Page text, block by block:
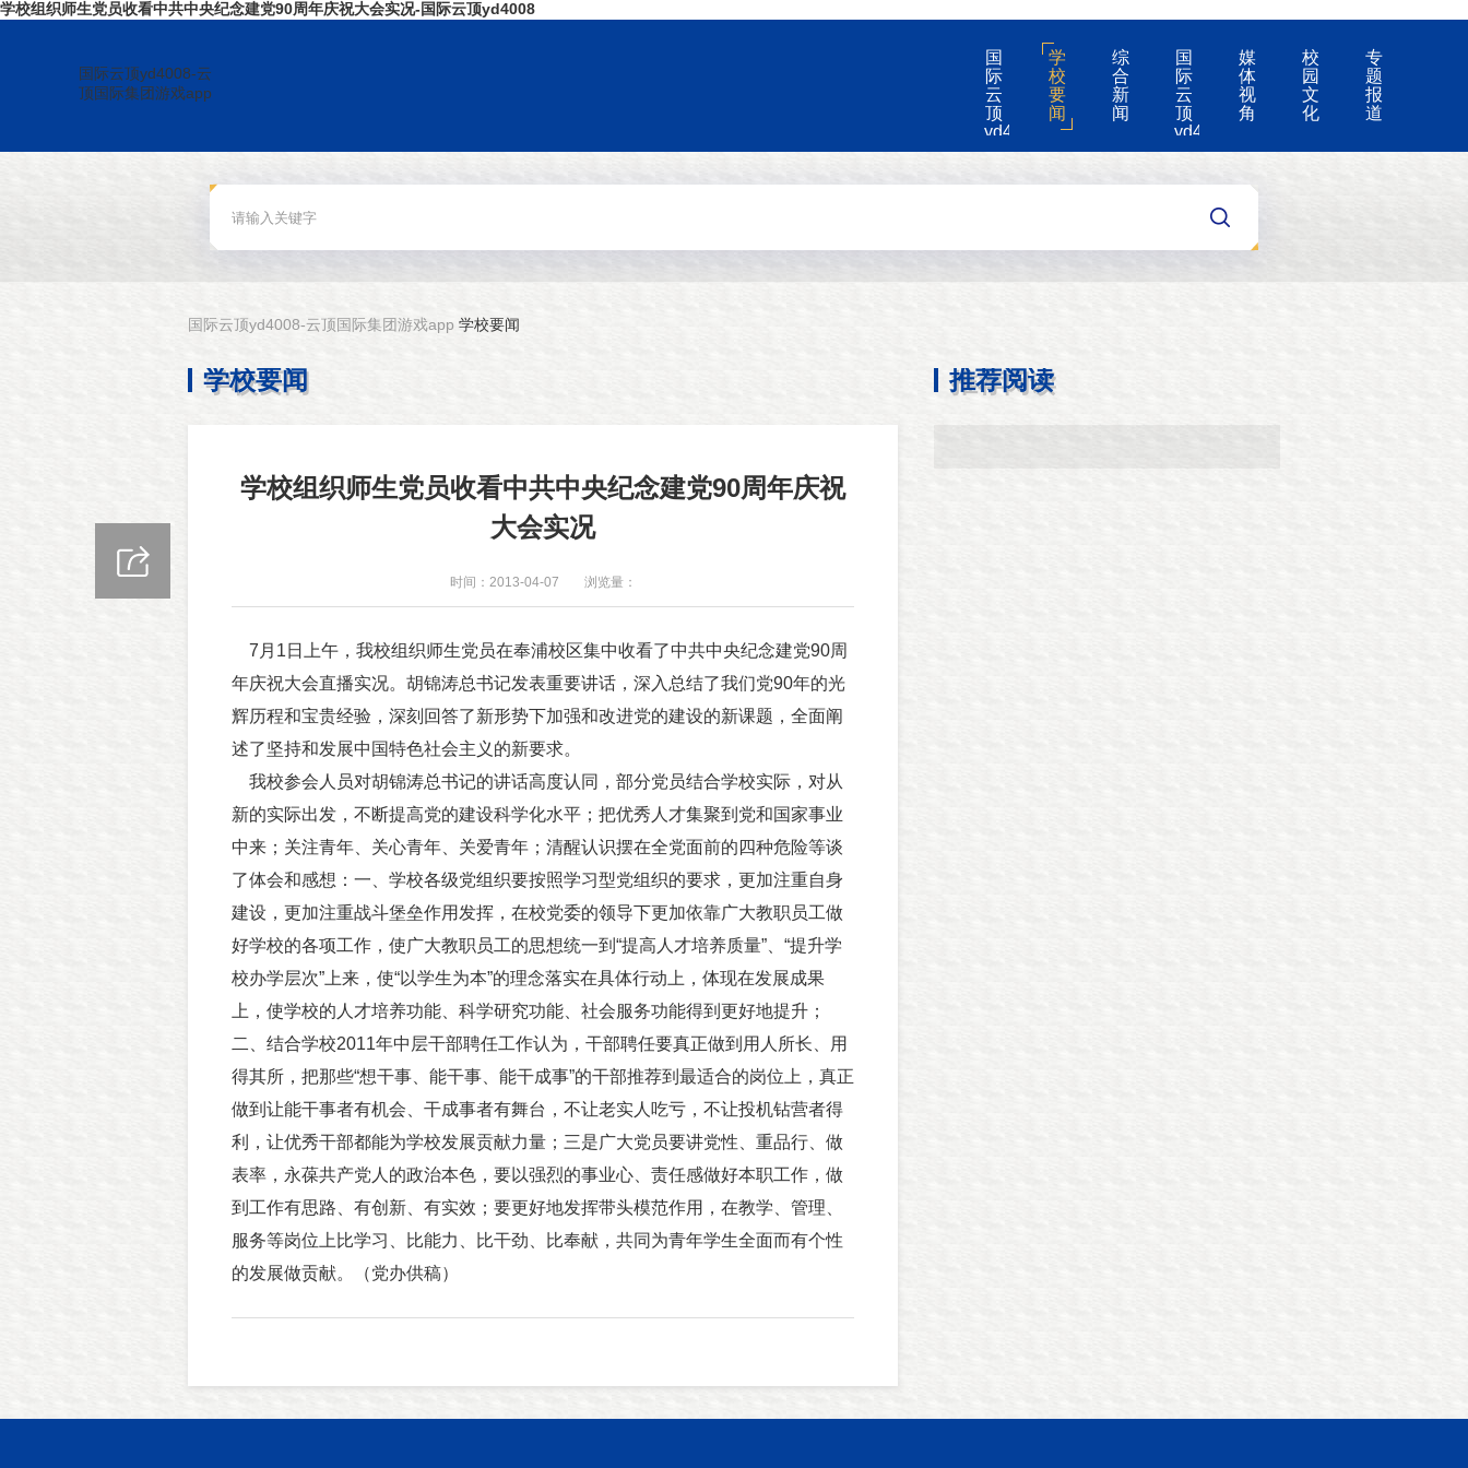
学校组织师生党员收看中共中央纪念建党90周年庆祝大会实况-国际云顶yd4008
国际云顶yd4008-云
顶国际集团游戏app
国
际
云
顶
yd4008-
云
国
戏
学
校
要
闻
综
合
新
闻
国
际
云
顶
yd4008
的
告
媒
体
视
角
校
园
文
化
专
题
报
道
国际云顶yd4008-云顶国际集团游戏app 学校要闻
学校要闻
学校组织师生党员收看中共中央纪念建党90周年庆祝
大会实况
时间：2013-04-07 浏览量：
7月1日上午，我校组织师生党员在奉浦校区集中收看了中共中央纪念建党90周
年庆祝大会直播实况。胡锦涛总书记发表重要讲话，深入总结了我们党90年的光
辉历程和宝贵经验，深刻回答了新形势下加强和改进党的建设的新课题，全面阐
述了坚持和发展中国特色社会主义的新要求。
我校参会人员对胡锦涛总书记的讲话高度认同，部分党员结合学校实际，对从
新的实际出发，不断提高党的建设科学化水平；把优秀人才集聚到党和国家事业
中来；关注青年、关心青年、关爱青年；清醒认识摆在全党面前的四种危险等谈
了体会和感想：一、学校各级党组织要按照学习型党组织的要求，更加注重自身
建设，更加注重战斗堡垒作用发挥，在校党委的领导下更加依靠广大教职员工做
好学校的各项工作，使广大教职员工的思想统一到“提高人才培养质量”、“提升学
校办学层次”上来，使“以学生为本”的理念落实在具体行动上，体现在发展成果
上，使学校的人才培养功能、科学研究功能、社会服务功能得到更好地提升；
二、结合学校2011年中层干部聘任工作认为，干部聘任要真正做到用人所长、用
得其所，把那些“想干事、能干事、能干成事”的干部推荐到最适合的岗位上，真正
做到让能干事者有机会、干成事者有舞台，不让老实人吃亏，不让投机钻营者得
利，让优秀干部都能为学校发展贡献力量；三是广大党员要讲党性、重品行、做
表率，永葆共产党人的政治本色，要以强烈的事业心、责任感做好本职工作，做
到工作有思路、有创新、有实效；要更好地发挥带头模范作用，在教学、管理、
服务等岗位上比学习、比能力、比干劲、比奉献，共同为青年学生全面而有个性
的发展做贡献。（党办供稿）
推荐阅读